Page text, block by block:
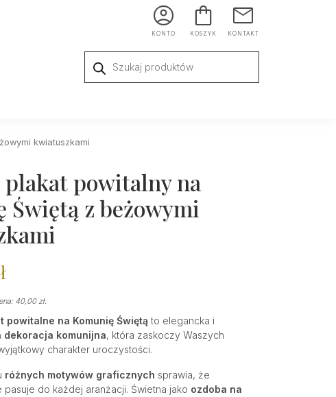
KONTO KOSZYK KONTAKT
produktów
kwiatuszkami
plakat powitalny na
Świętą z beżowymi
40,00 zł.
powitalne na Komunię Świętą to elegancka i
dekoracja komunijna, która zaskoczy Waszych
charakter uroczystości.
różnych motywów graficznych sprawia, że
do każdej aranżacji. Świetna jako ozdoba na